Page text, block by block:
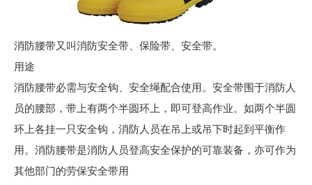
消防腰带又叫消防安全带、保险带、安全带。
用途
消防腰带必需与安全钩、安全绳配合使用。安全带围于消防人
员的腰部，带上有两个半圆环上，即可登高作业。如两个半圆
环上各挂一只安全钩，消防人员在吊上或吊下时起到平衡作
用。消防腰带是消防人员登高安全保护的可靠装备，亦可作为
其他部门的劳保安全带用